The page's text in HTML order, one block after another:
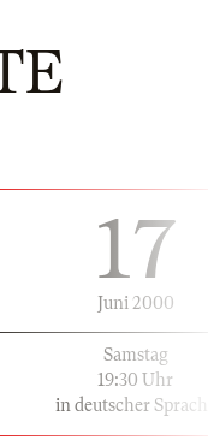
17
Juni 2000
Samstag
19:30 Uhr
in deutscher Sprache